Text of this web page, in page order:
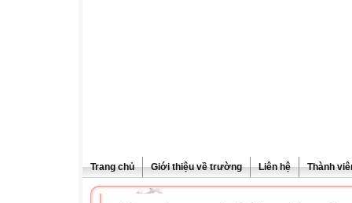
Trang chủ Giới thiệu về trường Liên hệ Thành